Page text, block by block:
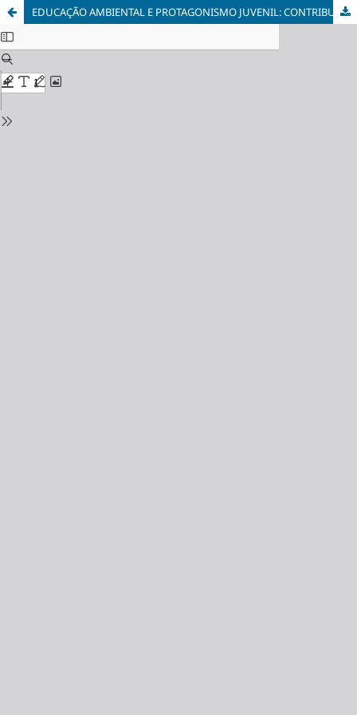
EDUCAÇÃO AMBIENTAL E PROTAGONISMO JUVENIL: CONTRIBUIÇÕES PARA A VALORIZAÇÃO DO CERRADO FRENTE À CRISE CLIMÁTICA